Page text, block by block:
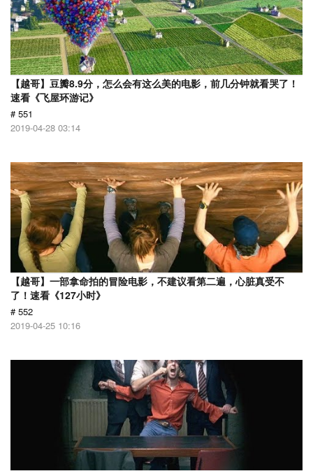
【越哥】豆瓣8.9分，怎么会有这么美的电影，前几分钟就看哭了！
速看《飞屋环游记》
# 551
2019-04-28 03:14
【越哥】一部拿命拍的冒险电影，不建议看第二遍，心脏真受不
了！速看《127小时》
# 552
2019-04-25 10:16